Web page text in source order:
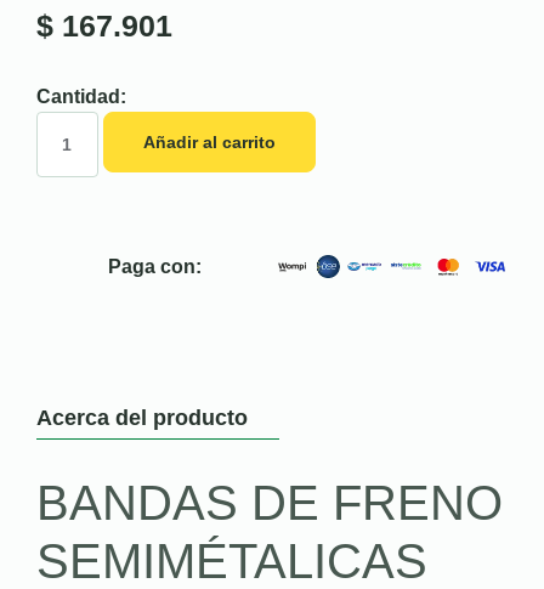
$ 167.901
Cantidad:
Añadir al carrito
Paga con:
Acerca del producto
BANDAS DE FRENO
SEMIMÉTALICAS